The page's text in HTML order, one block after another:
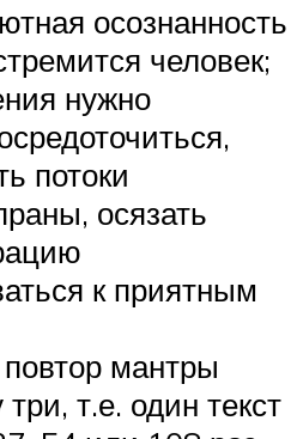
осознанность
человек;
нужно
потоки
осязать
к приятным
мантры
т.е. один текст